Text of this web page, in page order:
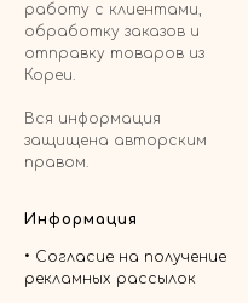
работу с клиентами,
обработку заказов и
отправку товаров из
Кореи.
Вся информация
защищена авторским
правом.
Информация
• Согласие на получение
рекламных рассылок